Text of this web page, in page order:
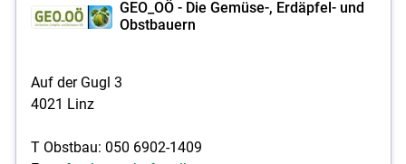
GEO_OÖ - Die Gemüse-, Erdäpfel- und
Obstbauern
Auf der Gugl 3
4021 Linz
T Obstbau: 050 6902-1409